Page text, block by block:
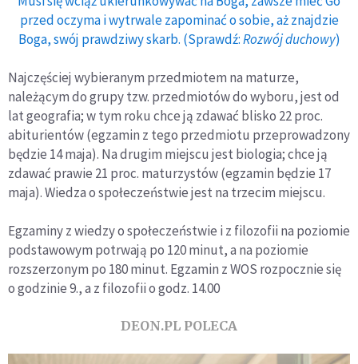
przed oczyma i wytrwale zapominać o sobie, aż znajdzie
Boga, swój prawdziwy skarb. (Sprawdź:Rozwój duchowy)
Najczęściej wybieranym przedmiotem na maturze,
należącym do grupy tzw. przedmiotów do wyboru, jest od
lat geografia; w tym roku chce ją zdawać blisko 22 proc.
abiturientów (egzamin z tego przedmiotu przeprowadzony
będzie 14 maja). Na drugim miejscu jest biologia; chce ją
zdawać prawie 21 proc. maturzystów (egzamin będzie 17
maja). Wiedza o społeczeństwie jest na trzecim miejscu.
Egzaminy z wiedzy o społeczeństwie i z filozofii na poziomie
podstawowym potrwają po 120 minut, a na poziomie
rozszerzonym po 180 minut. Egzamin z WOS rozpocznie się
o godzinie 9., a z filozofii o godz. 14.00
DEON.PL POLECA